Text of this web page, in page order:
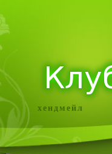
хендмейл